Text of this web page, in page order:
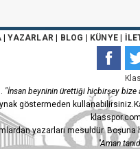
|YAZARLAR BLOG KÜNYE|
"İnsan beyninin ürettiği hiçbirşey bize
göstermeden
yazarları mesuldür.
"Aman